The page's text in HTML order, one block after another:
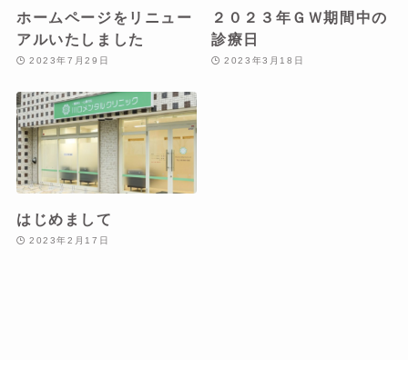
ホームページをリニュー
アルいたしました
2023年7月29日
２０２３年ＧＷ期間中の
診療日
2023年3月18日
はじめまして
2023年2月17日